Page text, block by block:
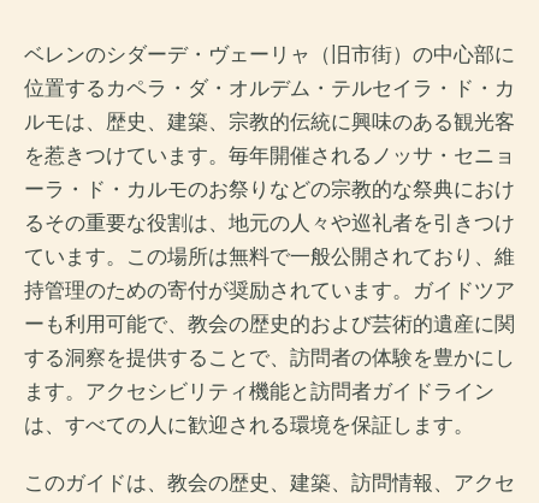
ベレンのシダーデ・ヴェーリャ（旧市街）の中心部に
位置するカペラ・ダ・オルデム・テルセイラ・ド・カ
ルモは、歴史、建築、宗教的伝統に興味のある観光客
を惹きつけています。毎年開催されるノッサ・セニョ
ーラ・ド・カルモのお祭りなどの宗教的な祭典におけ
るその重要な役割は、地元の人々や巡礼者を引きつけ
ています。この場所は無料で一般公開されており、維
持管理のための寄付が奨励されています。ガイドツア
ーも利用可能で、教会の歴史的および芸術的遺産に関
する洞察を提供することで、訪問者の体験を豊かにし
ます。アクセシビリティ機能と訪問者ガイドライン
は、すべての人に歓迎される環境を保証します。
このガイドは、教会の歴史、建築、訪問情報、アクセ